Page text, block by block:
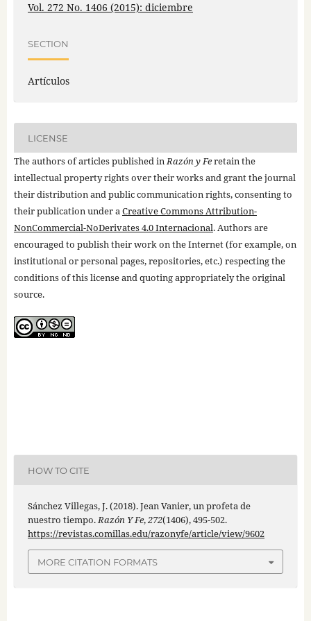
Vol. 272 No. 1406 (2015): diciembre
SECTION
Artículos
LICENSE
The authors of articles published inRazón y Feretain the
intellectual property rights over their works and grant the journal
their distribution and public communication rights, consenting to
their publication under aCreative Commons Attribution-
NonCommercial-NoDerivates 4.0 Internacional. Authors are
encouraged to publish their work on the Internet (for example, on
institutional or personal pages, repositories, etc.) respecting the
conditions of this license and quoting appropriately the original
source.
HOW TO CITE
Sánchez Villegas, J. (2018). Jean Vanier, un profeta de
nuestro tiempo.Razón Y Fe,272(1406), 495-502.
https://revistas.comillas.edu/razonyfe/article/view/9602
MORE CITATION FORMATS